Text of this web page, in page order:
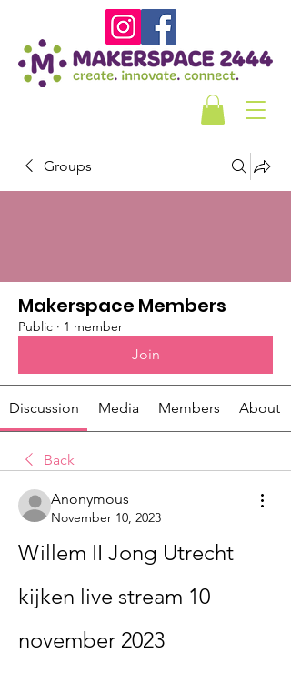
Groups
Makerspace Members
Public · 1 member
Join
Discussion Media Members About
Back
Anonymous
November 10, 2023
Willem II Jong Utrecht
kijken live stream 10
november 2023